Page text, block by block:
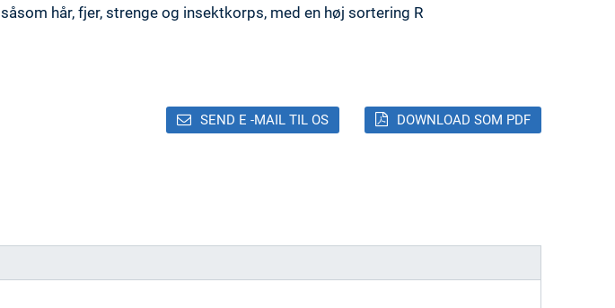
såsom hår, fjer, strenge og insektkorps, med en høj sortering R
SEND E -MAIL TIL OS DOWNLOAD SOM PDF